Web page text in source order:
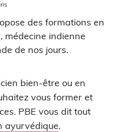
des formations en
médecine indienne
de nos jours.
bien-être ou en
vous former et
PBE vous dit tout
ayurvédique.